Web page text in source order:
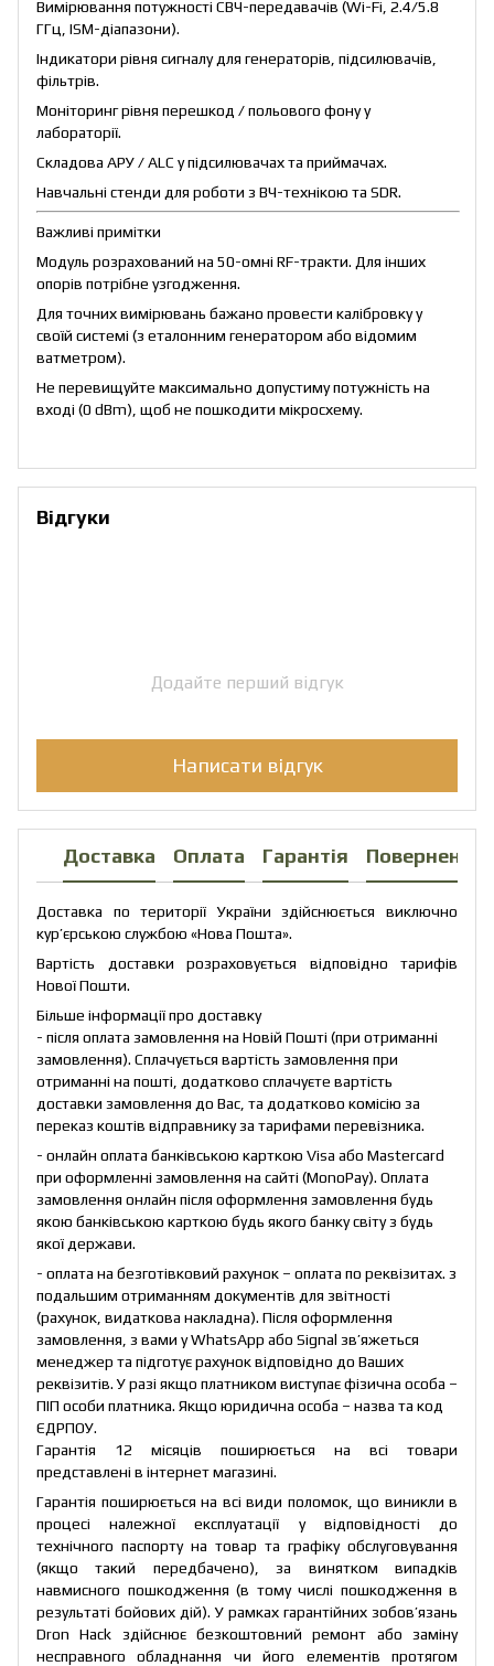
Вимірювання потужності СВЧ-передавачів (Wi-Fi, 2.4/5.8
ГГц, ISM-діапазони).
Індикатори рівня сигналу для генераторів, підсилювачів,
фільтрів.
Моніторинг рівня перешкод / польового фону у
лабораторії.
Складова АРУ / ALC у підсилювачах та приймачах.
Навчальні стенди для роботи з ВЧ-технікою та SDR.
Важливі примітки
Модуль розрахований на 50-омні RF-тракти. Для інших
опорів потрібне узгодження.
Для точних вимірювань бажано провести калібровку у
своїй системі (з еталонним генератором або відомим
ватметром).
Не перевищуйте максимально допустиму потужність на
вході (0 dBm), щоб не пошкодити мікросхему.
Відгуки
Додайте перший відгук
Написати відгук
Доставка Оплата Гарантія Повернення
Доставка по території України здійснюється виключно
кур’єрською службою «Нова Пошта».
Вартість доставки розраховується відповідно тарифів
Нової Пошти.
Більше інформації про доставку
- після оплата замовлення на Новій Пошті (при отриманні
замовлення). Сплачується вартість замовлення при
отриманні на пошті, додатково сплачуєте вартість
доставки замовлення до Вас, та додатково комісію за
переказ коштів відправнику за тарифами перевізника.
- онлайн оплата банківською карткою Visa або Mastercard
при оформленні замовлення на сайті (MonoPay). Оплата
замовлення онлайн після оформлення замовлення будь
якою банківською карткою будь якого банку світу з будь
якої держави.
- оплата на безготівковий рахунок – оплата по реквізитах. з
подальшим отриманням документів для звітності
(рахунок, видаткова накладна). Після оформлення
замовлення, з вами у WhatsApp або Signal зв’яжеться
менеджер та підготує рахунок відповідно до Ваших
реквізитів. У разі якщо платником виступає фізична особа –
ПІП особи платника. Якщо юридична особа – назва та код
ЄДРПОУ.
Гарантія 12 місяців поширюється на всі товари
представлені в інтернет магазині.
Гарантія поширюється на всі види поломок, що виникли в
процесі належної експлуатації у відповідності до
технічного паспорту на товар та графіку обслуговування
(якщо такий передбачено), за винятком випадків
навмисного пошкодження (в тому числі пошкодження в
результаті бойових дій). У рамках гарантійних зобов’язань
Dron Hack здійснює безкоштовний ремонт або заміну
несправного обладнання чи його елементів протягом